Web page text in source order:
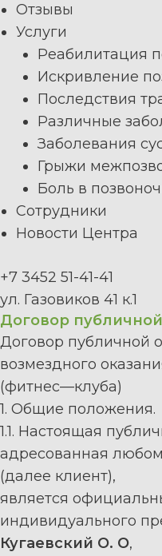
Отзывы
Услуги
Реабилитация
Искривление
Последствия
Различные
Заболевания
Грыжи
Боль в
Сотрудники
Новости Центра
+7 3452 51-41-41
ул. Газовиков 41 к.1
Договор
Договор публичной
возмездного
(фитнес—клуба)
1. Общие положения.
1.1. Настоящая
адресованная
(далее клиент),
является о
индивидуального
Кугаевский О. О,